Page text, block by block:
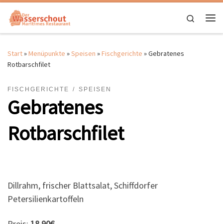
Zum Inhalt springen
Search
Start»Menüpunkte »Speisen »Fischgerichte »Gebratenes
Rotbarschfilet
FISCHGERICHTE SPEISEN
Gebratenes
Rotbarschfilet
Dillrahm, frischer Blattsalat, Schiffdorfer
Petersilienkartoffeln